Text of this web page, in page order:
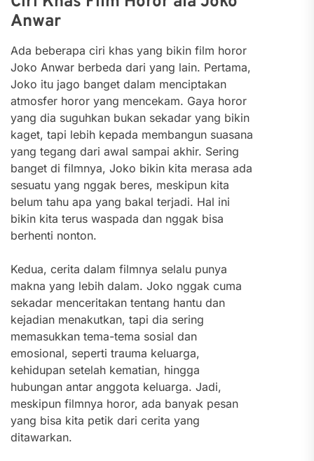
Anwar
Ada beberapa ciri khas yang bikin film horor
Joko Anwar berbeda dari yang lain. Pertama,
Joko itu jago banget dalam menciptakan
atmosfer horor yang mencekam. Gaya horor
yang dia suguhkan bukan sekadar yang bikin
kaget, tapi lebih kepada membangun suasana
yang tegang dari awal sampai akhir. Sering
banget di filmnya, Joko bikin kita merasa ada
sesuatu yang nggak beres, meskipun kita
belum tahu apa yang bakal terjadi. Hal ini
bikin kita terus waspada dan nggak bisa
berhenti nonton.
Kedua, cerita dalam filmnya selalu punya
makna yang lebih dalam. Joko nggak cuma
sekadar menceritakan tentang hantu dan
kejadian menakutkan, tapi dia sering
memasukkan tema-tema sosial dan
emosional, seperti trauma keluarga,
kehidupan setelah kematian, hingga
hubungan antar anggota keluarga. Jadi,
meskipun filmnya horor, ada banyak pesan
yang bisa kita petik dari cerita yang
ditawarkan.